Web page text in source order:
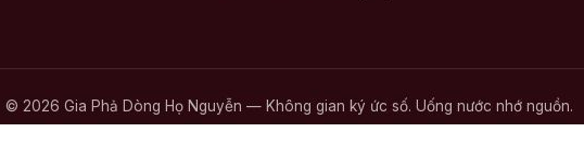
© 2026 Gia Phả Dòng Họ Nguyễn — Không gian ký ức số. Uống nước nhớ nguồn.